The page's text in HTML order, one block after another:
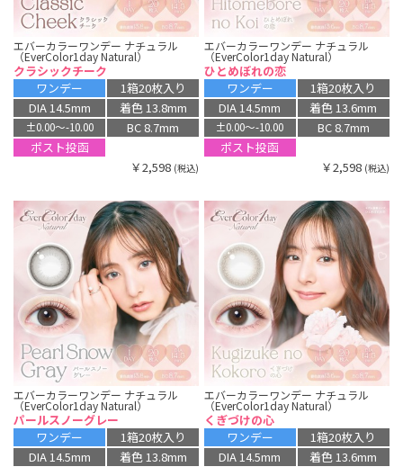
エバーカラーワンデー ナチュラル
（EverColor1day Natural）
クラシックチーク
ワンデー
1箱20枚入り
DIA 14.5mm
着色 13.8mm
±0.00〜-10.00
BC 8.7mm
ポスト投函
￥2,598 (税込)
エバーカラーワンデー ナチュラル
（EverColor1day Natural）
ひとめぼれの恋
ワンデー
1箱20枚入り
DIA 14.5mm
着色 13.6mm
±0.00〜-10.00
BC 8.7mm
ポスト投函
￥2,598 (税込)
エバーカラーワンデー ナチュラル
（EverColor1day Natural）
パールスノーグレー
ワンデー
1箱20枚入り
DIA 14.5mm
着色 13.8mm
エバーカラーワンデー ナチュラル
（EverColor1day Natural）
くぎづけの心
ワンデー
1箱20枚入り
DIA 14.5mm
着色 13.6mm